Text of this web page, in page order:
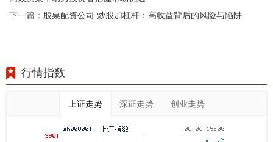
下一篇： 股票配资公司 炒股加杠杆：高收益背后的风险与陷阱
行情指数
上证走势 深证走势 创业走势